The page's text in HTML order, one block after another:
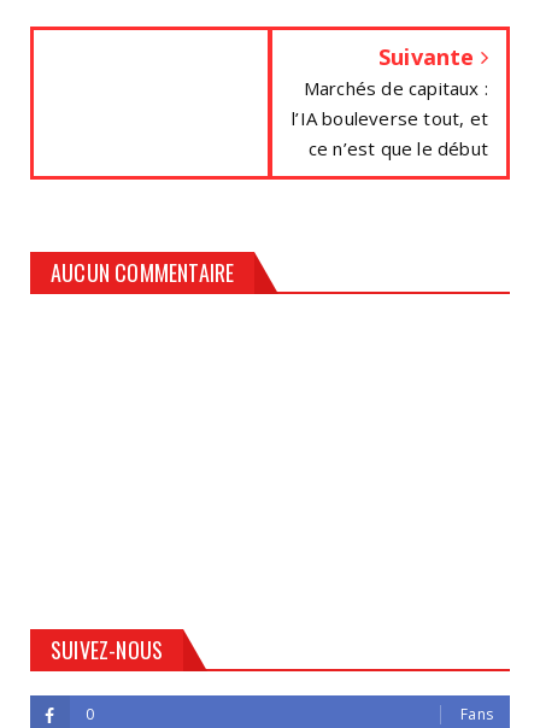
Suivante
Marchés de capitaux :
l’IA bouleverse tout, et
ce n’est que le début
AUCUN COMMENTAIRE
SUIVEZ-NOUS
0 Fans